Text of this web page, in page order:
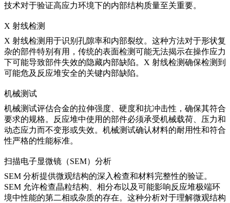
技术对于验证高应力环境下的内部结构质量至关重要。
X 射线检测
X 射线检测 用于识别孔隙率和内部裂纹。这种方法对于形状复
杂的部件特别有用，传统的表面检测可能无法揭示在操作应力
下可能导致部件失效的隐藏内部缺陷。X 射线检测确保检测到
可能危及反应堆安全的关键内部缺陷。
机械测试
机械测试评估合金的拉伸强度、硬度和抗冲击性，确保其符合
要求的规格。反应堆中使用的部件必须承受机械载荷、压力和
动态应力而不变形或失效。机械测试确认材料的耐用性和符合
性严格的性能标准。
扫描电子显微镜（SEM）分析
SEM 分析提供微观结构的深入检查和材料完整性的验证。
SEM 允许检查晶粒结构、相分布以及可能影响反应堆极端环
境中性能的第二相或杂质的存在。这种分析对于理解微观结构